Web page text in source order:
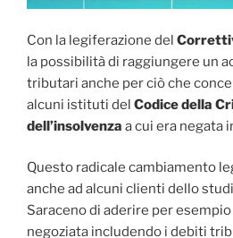
Con la legiferazione del
la possibilità di raggiungere un
tributari anche per ciò che
alcuni istituti del Codice della
dell’insolvenza a cui era negata
Questo radicale cambiamento
anche ad alcuni clienti dello
Saraceno di aderire per
negoziata includendo i debiti